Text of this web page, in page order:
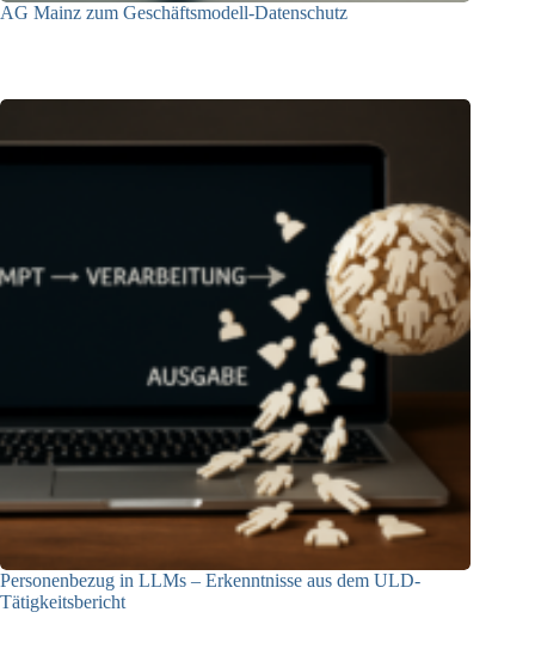
AG Mainz zum Geschäftsmodell-Datenschutz
Personenbezug in LLMs – Erkenntnisse aus dem ULD-
Tätigkeitsbericht